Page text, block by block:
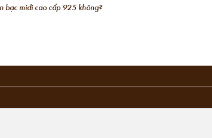
bạc midi cao cấp 925 không?